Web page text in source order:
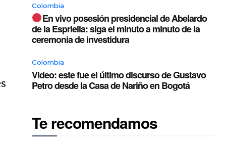
Colombia
En vivo posesión presidencial de Abelardo
de la Espriella: siga el minuto a minuto de la
ceremonia de investidura
Colombia
Video: este fue el último discurso de Gustavo
Petro desde la Casa de Nariño en Bogotá
Te recomendamos